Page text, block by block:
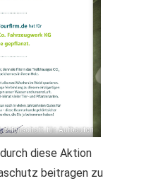
diese Aktion
beitragen zu